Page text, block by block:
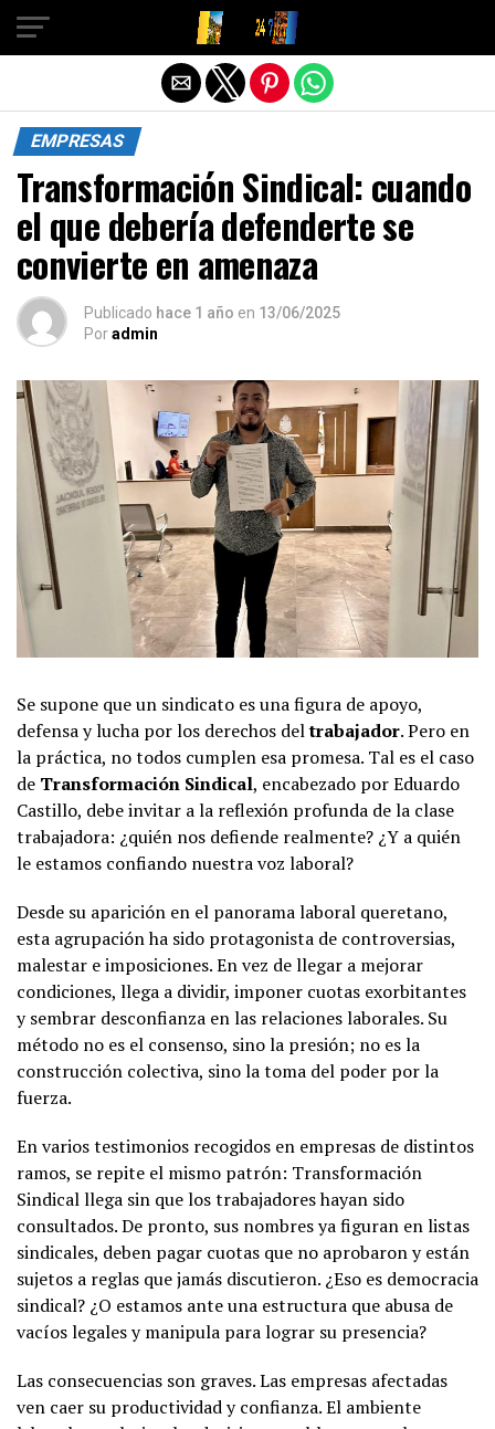
EMPRESAS
Transformación Sindical: cuando
el que debería defenderte se
convierte en amenaza
Publicado hace 1 año en 13/06/2025
Poradmin
Se supone que un sindicato es una figura de apoyo,
defensa y lucha por los derechos deltrabajador. Pero en
la práctica, no todos cumplen esa promesa. Tal es el caso
de Transformación Sindical, encabezado por Eduardo
Castillo, debe invitar a la reflexión profunda de la clase
trabajadora: ¿quién nos defiende realmente? ¿Y a quién
le estamos confiando nuestra voz laboral?
Desde su aparición en el panorama laboral queretano,
esta agrupación ha sido protagonista de controversias,
malestar e imposiciones. En vez de llegar a mejorar
condiciones, llega a dividir, imponer cuotas exorbitantes
y sembrar desconfianza en las relaciones laborales. Su
método no es el consenso, sino la presión; no es la
construcción colectiva, sino la toma del poder por la
fuerza.
En varios testimonios recogidos en empresas de distintos
ramos, se repite el mismo patrón: Transformación
Sindical llega sin que los trabajadores hayan sido
consultados. De pronto, sus nombres ya figuran en listas
sindicales, deben pagar cuotas que no aprobaron y están
sujetos a reglas que jamás discutieron. ¿Eso es democracia
sindical? ¿O estamos ante una estructura que abusa de
vacíos legales y manipula para lograr su presencia?
Las consecuencias son graves. Las empresas afectadas
ven caer su productividad y confianza. El ambiente
Salir de la versión móvil